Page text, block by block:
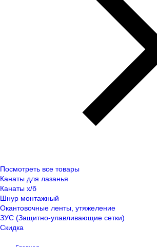
Посмотреть все товары
Канаты для лазанья
Канаты х/б
Шнур монтажный
Окантовочные ленты, утяжеление
ЗУС (Защитно-улавливающие сетки)
Скидка